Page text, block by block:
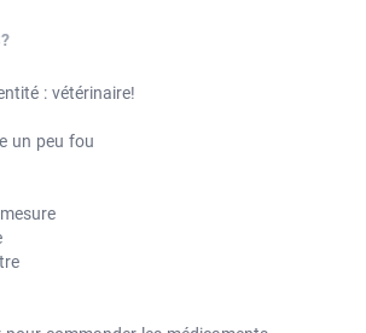
: vétérinaire!
un peu fou